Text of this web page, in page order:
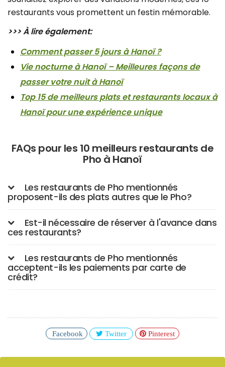
restaurants vous promettent un festin mémorable.
>>> À lire également:
Comment passer 5 jours à Hanoï ?
Vie nocturne à Hanoï – Meilleures façons de
passer votre nuit à Hanoï
Top 15 de meilleurs plats et restaurants locaux à
Hanoï pour une expérience unique
FAQs pour les 10 meilleurs restaurants de
Pho à Hanoï
Les restaurants de Pho mentionnés
proposent-ils des plats autres que le Pho?
Est-il nécessaire de réserver à l'avance dans
ces restaurants?
Les restaurants de Pho mentionnés
acceptent-ils les paiements par carte de
crédit?
Facebook Twitter Pinterest